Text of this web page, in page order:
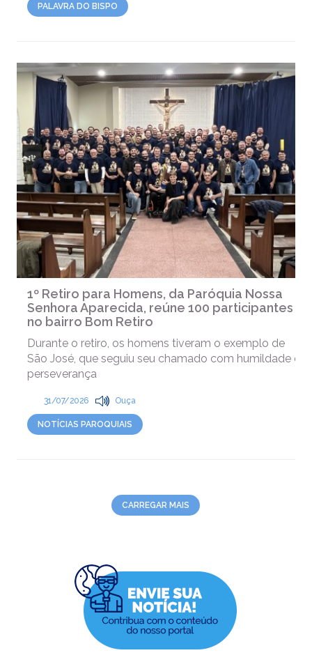
PALAVRA DO BISPO
1º Retiro para Homens, da Paróquia Nossa
Senhora Aparecida, reúne 100 participantes
no bairro Bom Retiro
Durante o retiro, os homens tiveram o exemplo de
São José, que seguiu seu chamado com humildade e
perseverança
31/07/2026 Ouça
NOTÍCIAS PAROQUIAIS
CARREGAR MAIS